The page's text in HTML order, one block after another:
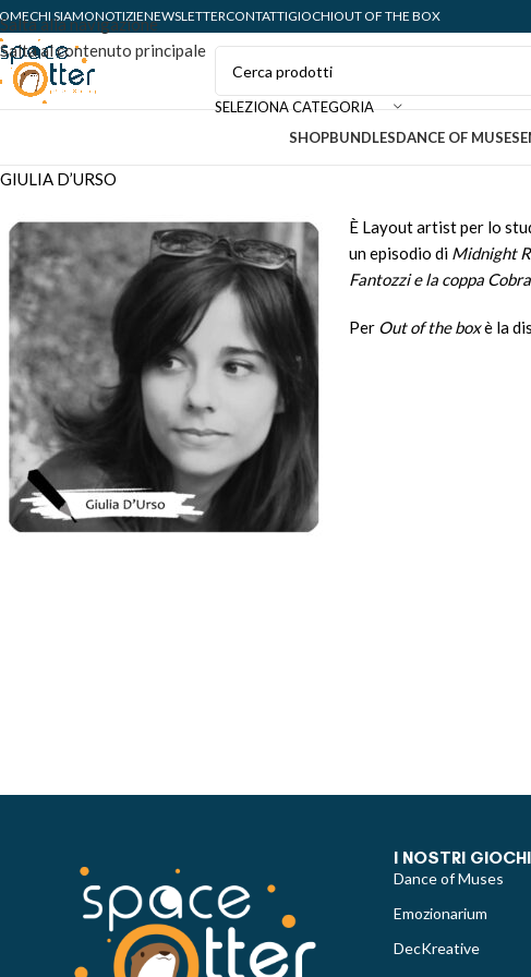
Salta alla navigazione
Salta al contenuto principale
CHI SIAMONOTIZIENEWSLETTERCONTATTIGIOCHIOUT OF THE BOX
SELEZIONA CATEGORIA
SHOPBUNDLESDANCE OF MUSES
GIULIA D’URSO
È Layout artist per lo
un episodio di Midnight
Fantozzi e la coppa
Per Out of the boxè la
I NOSTRI GIOCHI
Dance of Muses
Emozionarium
DecKreative